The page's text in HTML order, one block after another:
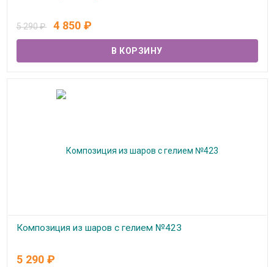
5 290₽ 4 850 ₽
Композиция из шаров с гелием №423
5 290 ₽